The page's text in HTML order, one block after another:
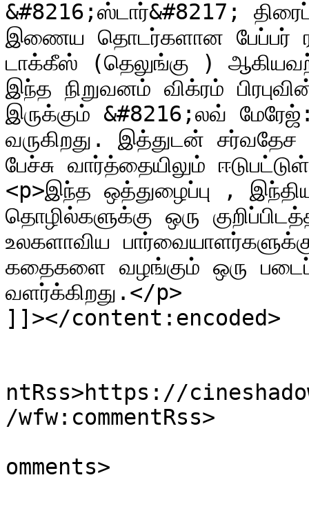
&#8216;ஸ்டார்&#8217;
இணைய தொடர்களான பேப்பர்
டாக்கீஸ் (தெலுங்கு )
இந்த நிறுவனம் விக்ரம்
இருக்கும் &#8216;லவ்
வருகிறது. இத்துடன்
பேச்சு வார்த்தையிலும்
<p>இந்த ஒத்துழைப்பு ,
தொழில்களுக்கு ஒரு
உலகளாவிய
கதைகளை வழங்கும் ஒரு
வளர்க்கிறது.</p>
]]></content:encoded>
ntRss>https://
/wfw:commentRss>
omments>